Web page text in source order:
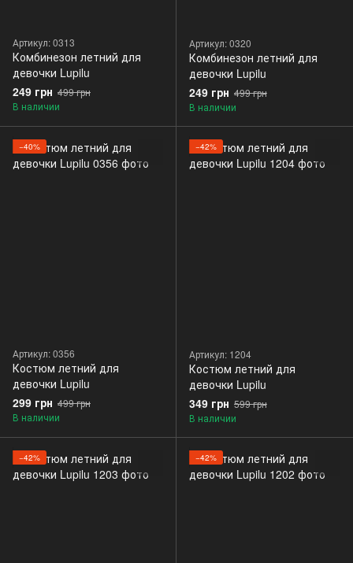
Артикул: 0313
Комбинезон летний для
девочки Lupilu
249 грн 499 грн
В наличии
Артикул: 0320
Комбинезон летний для
девочки Lupilu
249 грн 499 грн
В наличии
−40%
Артикул: 0356
Костюм летний для
девочки Lupilu
299 грн 499 грн
В наличии
−42%
Артикул: 1204
Костюм летний для
девочки Lupilu
349 грн 599 грн
В наличии
−42% −42%